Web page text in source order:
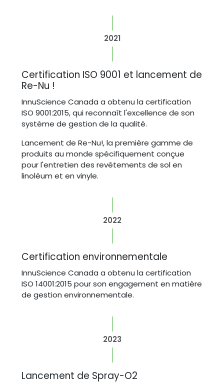
2021
Certification ISO 9001 et lancement de
Re-Nu !
InnuScience Canada a obtenu la certification
ISO 9001:2015, qui reconnaît l'excellence de son
système de gestion de la qualité.
Lancement de Re-Nu!, la première gamme de
produits au monde spécifiquement conçue
pour l'entretien des revêtements de sol en
linoléum et en vinyle.
2022
Certification environnementale
InnuScience Canada a obtenu la certification
ISO 14001:2015 pour son engagement en matière
de gestion environnementale.
2023
Lancement de Spray-O2